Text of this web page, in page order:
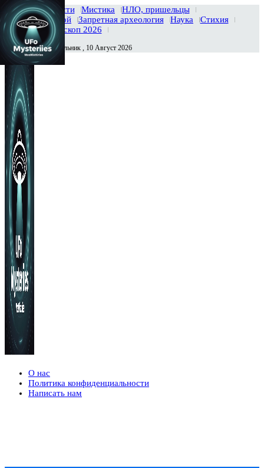
Главная Новости Мистика
НЛО, пришельцы
Тайны вселенной
Запретная археология Наука
Стихия
История
Гороскоп 2026
Сегодня Понедельник , 10 Август 2026
О нас
Политика конфиденциальности
Написать нам